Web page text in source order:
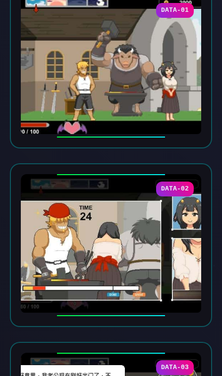
DATA-01
DATA-02
DATA-03